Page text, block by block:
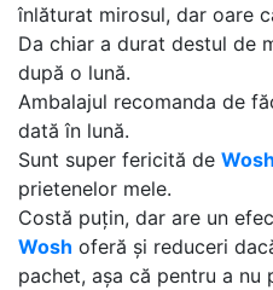
înlăturat mirosul, dar oare
Da chiar a durat destul de
după o lună.
Ambalajul recomanda de
dată în lună.
Sunt super fericită de Wosh
prietenelor mele.
Costă puțin, dar are un
Wosh oferă și reduceri
pachet, așa că pentru a